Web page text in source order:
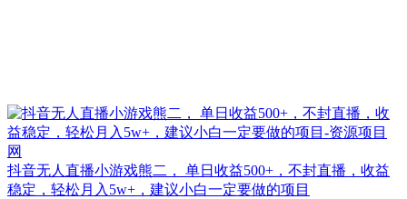
抖音无人直播小游戏熊二， 单日收益500+，不封直播，收益
稳定，轻松月入5w+，建议小白一定要做的项目